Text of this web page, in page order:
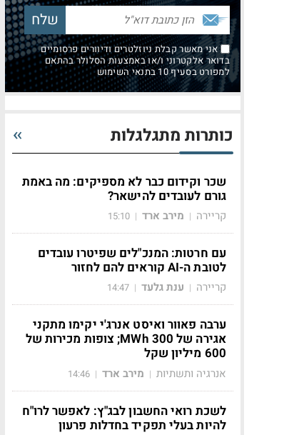
אני מאשר קבלת ניוזלטרים ודיוורים פרסומיים
בדואר אלקטרוני ו/או באמצעות הסלולר בהתאם
למפורט בסעיף 10 בתנאי השימוש
כותרות מתגלגלות
שכר וקידום כבר לא מספיקים: מה באמת
גורם לעובדים להישאר?
קריירה | מירב ארד |
15:10
עם חרטות: המנכ"לים שפיטרו עובדים
לטובת ה-AI קוראים להם לחזור
קריירה | ענת גלעד |
14:47
ערבה פאוור ואיסט אנרג'י יקימו מתקני
אגירה של 300 MWh; צופות מכירות של
600 מיליון שקל
אנרגיה ותשתיות | מירב ארד |
14:46
לשכת רואי החשבון לבג"ץ: לאפשר לרו"ח
להיות בעלי תפקיד בחדלות פרעון